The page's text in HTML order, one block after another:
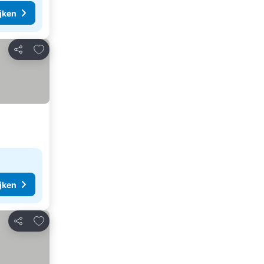
Delen
Toevoegen aan favorieten
Delen
Toevoegen aan favorieten